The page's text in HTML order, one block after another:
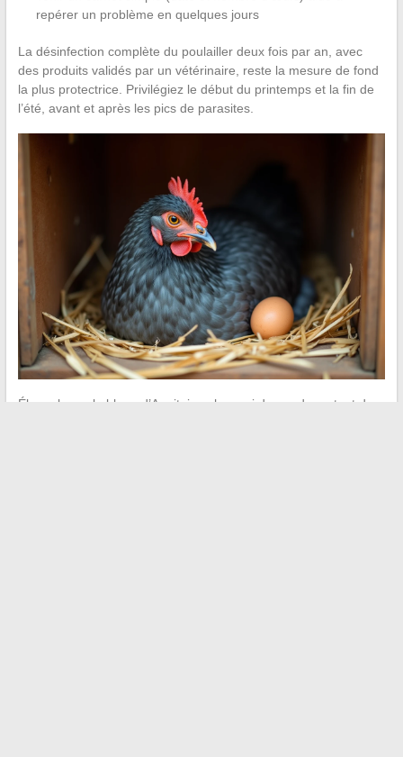
repérer un problème en quelques jours
La désinfection complète du poulailler deux fois par an, avec
des produits validés par un vétérinaire, reste la mesure de fond
la plus protectrice. Privilégiez le début du printemps et la fin de
l’été, avant et après les pics de parasites.
Élever la poule bleue d’Aquitaine chez soi demande surtout de